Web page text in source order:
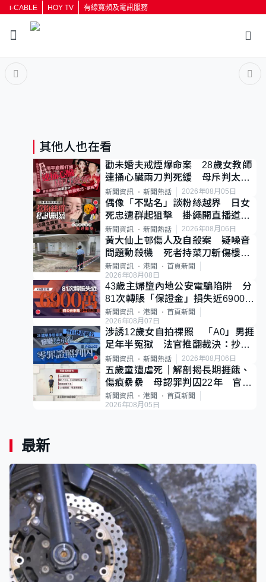
i-CABLE HOY TV 有線寬頻及電訊服務
其他人也在看
勸未婚夫戒煙爆命案 28歲女教師
連捅心臟兩刀判死緩 母斥判太重
已上訴
新聞資訊 新聞熱話 2026年08月05日
偶像「不點名」談粉絲越界 日女
死忠遭群起狙擊 掛繩開直播道歉
後輕生
新聞資訊 新聞熱話 2026年08月06日
黃大仙上邨傷人及自殺案 疑噪音
問題動殺機 死者持菜刀斬傷樓上
鄰居後墮斃
新聞資訊 港聞
首頁新聞
2026年08月08日
43歲主婦墮內地公安電騙陷阱 分
81次轉賬「保證金」損失近6900萬
元
新聞資訊 港聞
首頁新聞
2026年08月07日
涉誘12歲女自拍祼照 「A0」男捱
足年半冤獄 法官推翻裁決：抄錯
標點
新聞資訊 新聞熱話 2026年08月06日
五歲童遭虐死｜解剖揭長期捱餓、
傷痕纍纍 母認罪判囚22年 官斥
冷血：同類案最惡劣
新聞資訊 港聞
首頁新聞
2026年08月05日
最新